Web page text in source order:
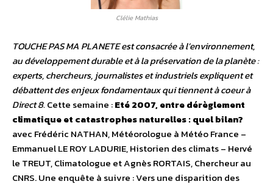
Clélie Mathias
TOUCHE PAS MA PLANETE est consacrée à l’environnement,
au développement durable et à la préservation de la planète :
experts, chercheurs, journalistes et industriels expliquent et
débattent des enjeux fondamentaux qui tiennent à coeur à
Direct 8.Cette semaine :Eté 2007, entre dérèglement
climatique et catastrophes naturelles : quel bilan?
avec Frédéric NATHAN, Météorologue à Météo France –
Emmanuel LE ROY LADURIE, Historien des climats – Hervé
le TREUT, Climatologue et Agnès RORTAIS, Chercheur au
CNRS. Une enquête à suivre : Vers une disparition des